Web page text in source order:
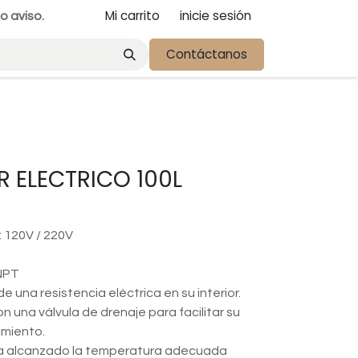
aviso. Mi carrito inicie sesión
Contáctanos
ELECTRICO 100L
/ 220V
una resistencia eléctrica en su interior.
una válvula de drenaje para facilitar su
alcanzado la temperatura adecuada